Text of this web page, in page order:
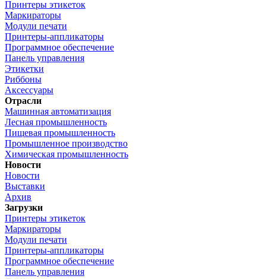
Принтеры этикеток
Маркираторы
Модули печати
Принтеры-аппликаторы
Программное обеспечение
Панель управления
Этикетки
Риббоны
Аксессуары
Отрасли
Машинная автоматизация
Лесная промышленность
Пищевая промышленность
Промышленное производство
Химическая промышленность
Новости
Новости
Выставки
Архив
Загрузки
Принтеры этикеток
Маркираторы
Модули печати
Принтеры-аппликаторы
Программное обеспечение
Панель управления